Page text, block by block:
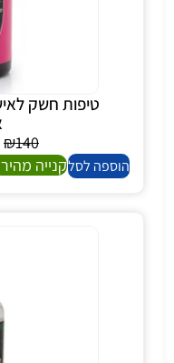
טיפות חשק
₪140
הוספה לסלקנייה